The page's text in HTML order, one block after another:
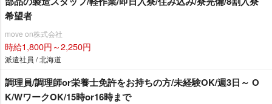
希望者
move on株式会社
時給1,800円～2,250円
派遣社員 / 北海道
調理員/調理師or栄養士免許をお持ちの方/未経験OK/週3日～ O
K/WワークOK/15時or16時まで